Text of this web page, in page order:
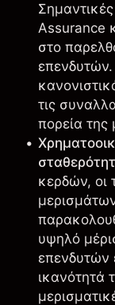
Assurance
στο
τις
πορεία της
κερδών, οι
υψηλό
επενδυτών
ικανότητά